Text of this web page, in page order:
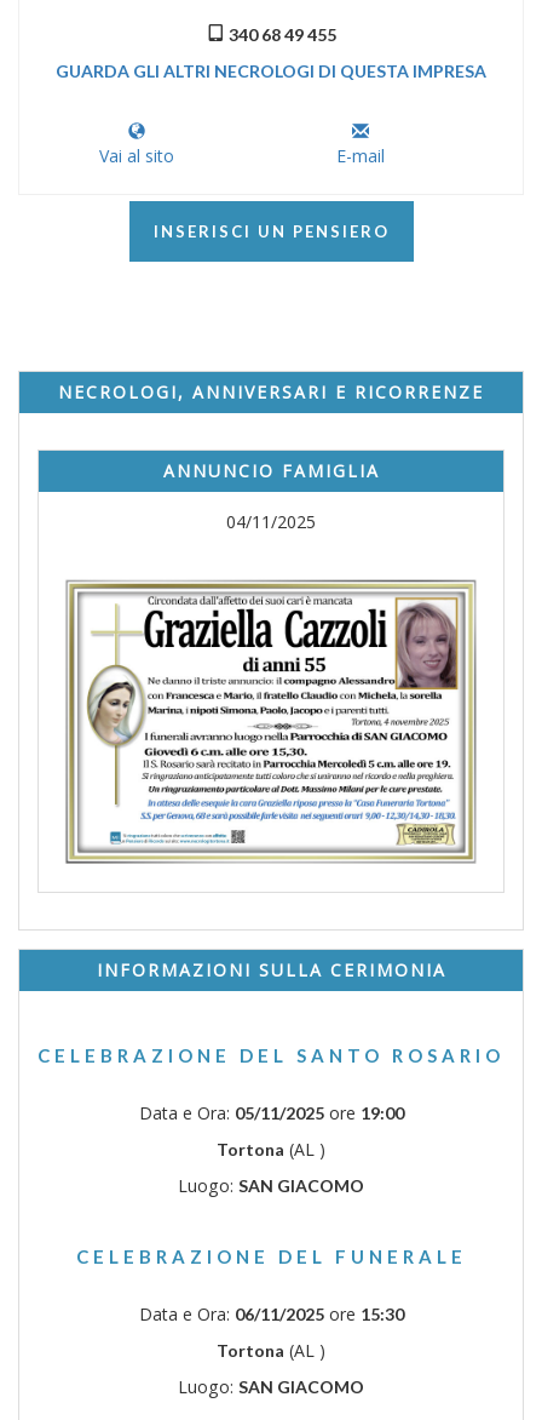
340 68 49 455
GUARDA GLI ALTRI NECROLOGI DI QUESTA IMPRESA
Vai al sito E-mail
INSERISCI UN PENSIERO
NECROLOGI, ANNIVERSARI E RICORRENZE
ANNUNCIO FAMIGLIA
04/11/2025
INFORMAZIONI SULLA CERIMONIA
CELEBRAZIONE DEL SANTO ROSARIO
Data e Ora: 05/11/2025ore 19:00
Tortona (AL )
Luogo: SAN GIACOMO
CELEBRAZIONE DEL FUNERALE
Data e Ora: 06/11/2025ore 15:30
Tortona (AL )
Luogo: SAN GIACOMO